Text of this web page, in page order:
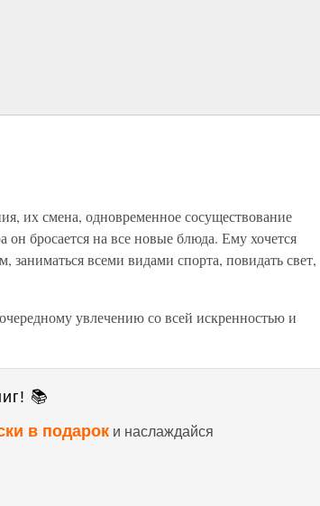
их смена, одновременное сосуществование
бросается на все новые блюда. Ему хочется
заниматься всеми видами спорта, повидать свет,
увлечению со всей искренностью и
📚
в подарок и наслаждайся